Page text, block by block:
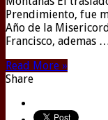
Prendimiento, fue
Año de la
Francisco, ademas
Read More »
Share